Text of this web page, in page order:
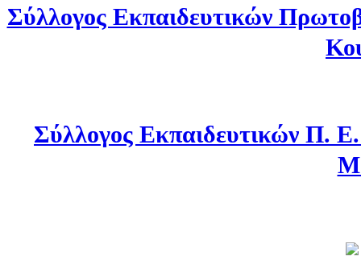
Σύλλογος Εκπαιδευτικών
Σύλλογος Εκπαιδευτικών Π.